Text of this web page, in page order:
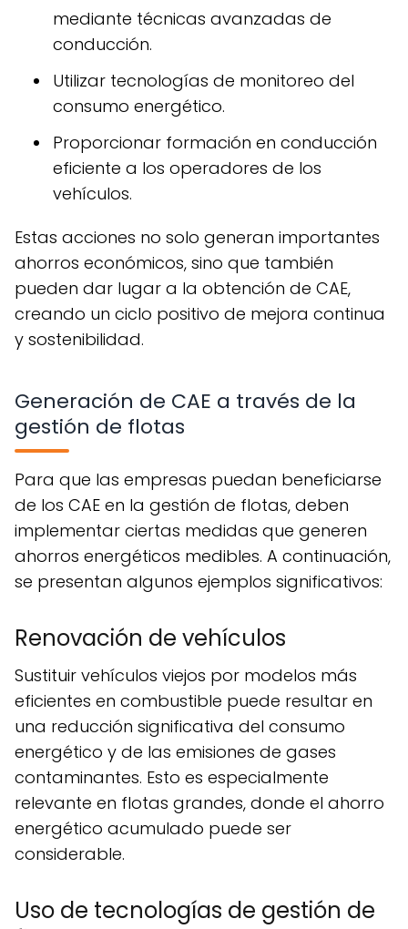
mediante técnicas avanzadas de
conducción.
Utilizar tecnologías de monitoreo del
consumo energético.
Proporcionar formación en conducción
eficiente a los operadores de los
vehículos.
Estas acciones no solo generan importantes
ahorros económicos, sino que también
pueden dar lugar a la obtención de CAE,
creando un ciclo positivo de mejora continua
y sostenibilidad.
Generación de CAE a través de la
gestión de flotas
Para que las empresas puedan beneficiarse
de los CAE en la gestión de flotas, deben
implementar ciertas medidas que generen
ahorros energéticos medibles. A continuación,
se presentan algunos ejemplos significativos:
Renovación de vehículos
Sustituir vehículos viejos por modelos más
eficientes en combustible puede resultar en
una reducción significativa del consumo
energético y de las emisiones de gases
contaminantes. Esto es especialmente
relevante en flotas grandes, donde el ahorro
energético acumulado puede ser
considerable.
Uso de tecnologías de gestión de